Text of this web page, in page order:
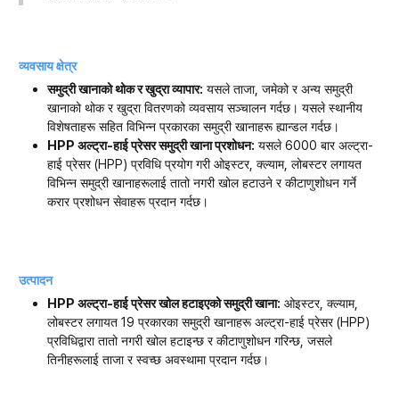
व्यवसाय क्षेत्र
समुद्री खानाको थोक र खुद्रा व्यापार: यसले ताजा, जमेको र अन्य समुद्री
खानाको थोक र खुद्रा वितरणको व्यवसाय सञ्चालन गर्दछ। यसले स्थानीय
विशेषताहरू सहित विभिन्न प्रकारका समुद्री खानाहरू ह्यान्डल गर्दछ।
HPP अल्ट्रा-हाई प्रेसर समुद्री खाना प्रशोधन: यसले 6000 बार अल्ट्रा-
हाई प्रेसर (HPP) प्रविधि प्रयोग गरी ओइस्टर, क्ल्याम, लोबस्टर लगायत
विभिन्न समुद्री खानाहरूलाई तातो नगरी खोल हटाउने र कीटाणुशोधन गर्ने
करार प्रशोधन सेवाहरू प्रदान गर्दछ।
उत्पादन
HPP अल्ट्रा-हाई प्रेसर खोल हटाइएको समुद्री खाना: ओइस्टर, क्ल्याम,
लोबस्टर लगायत 19 प्रकारका समुद्री खानाहरू अल्ट्रा-हाई प्रेसर (HPP)
प्रविधिद्वारा तातो नगरी खोल हटाइन्छ र कीटाणुशोधन गरिन्छ, जसले
तिनीहरूलाई ताजा र स्वच्छ अवस्थामा प्रदान गर्दछ।